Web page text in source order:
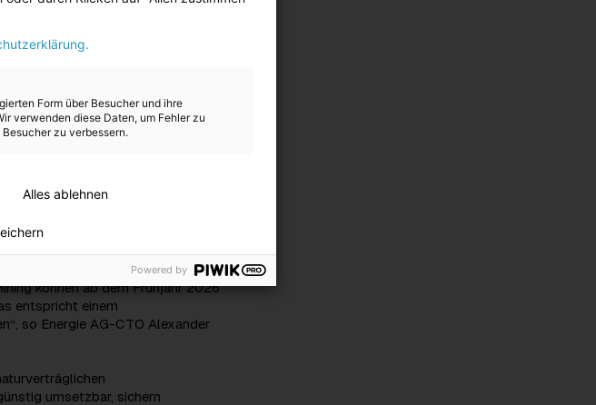
PV-Anlage auch einen Schutz vor
Grundstückseigentümern und
wurde auch von uns im
der Fläche bleibt weiterhin
Komponenten können nach ca.
Mit diesem Projekt setzt die
Wir freuen uns schon
2026“, so Josef Zechmeister,
Technologie, Landwirtschaft
dabei auf modernste
sie gebraucht wird – regional,
können ab dem Frühjahr 2026
entspricht einem
so Energie AG-CTO Alexander
umsetzbar, sichern
Form über Besucher und ihre
verwenden diese Daten, um Fehler zu
zu verbessern.
Alles ablehnen
Powered by